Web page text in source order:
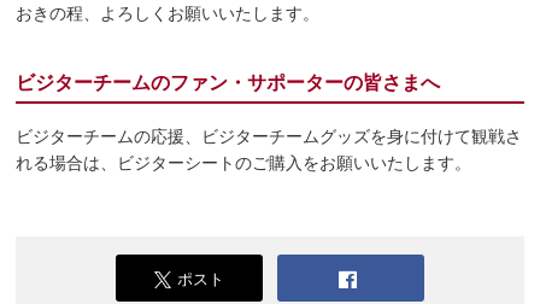
おきの程、よろしくお願いいたします。
ビジターチームのファン・サポーターの皆さまへ
ビジターチームの応援、ビジターチームグッズを身に付けて観戦さ
れる場合は、ビジターシートのご購入をお願いいたします。
ポスト